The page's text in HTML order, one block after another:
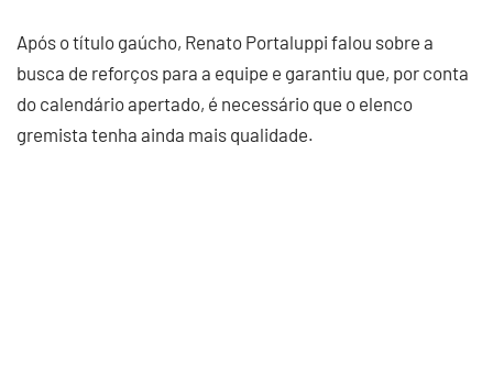
Após o título gaúcho, Renato Portaluppi falou sobre a
busca de reforços para a equipe e garantiu que, por conta
do calendário apertado, é necessário que o elenco
gremista tenha ainda mais qualidade.